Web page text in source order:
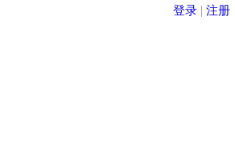
登录 | 注册